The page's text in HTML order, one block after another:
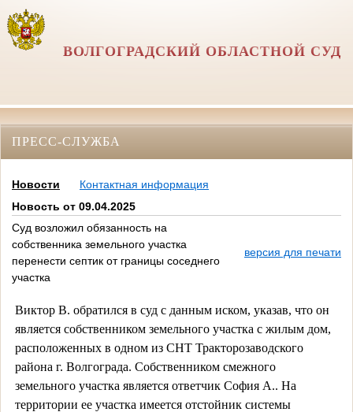
ВОЛГОГРАДСКИЙ ОБЛАСТНОЙ СУД
ПРЕСС-СЛУЖБА
Новости
Контактная информация
Новость от 09.04.2025
Суд возложил обязанность на
собственника земельного участка
перенести септик от границы соседнего
участка
версия для печати
Виктор В. обратился в суд с данным иском, указав, что он
является собственником земельного участка с жилым дом,
расположенных в одном из СНТ Тракторозаводского
района г. Волгограда. Собственником смежного
земельного участка является ответчик София А.. На
территории ее участка имеется отстойник системы